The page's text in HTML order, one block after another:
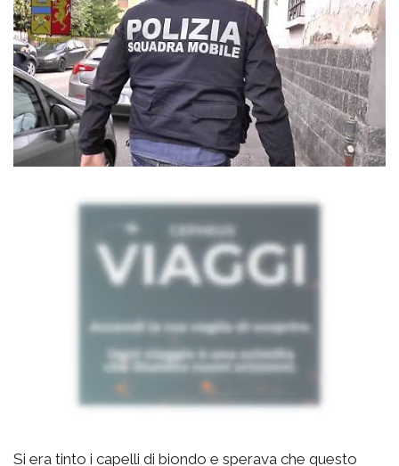
Si era tinto i capelli di biondo e sperava che questo